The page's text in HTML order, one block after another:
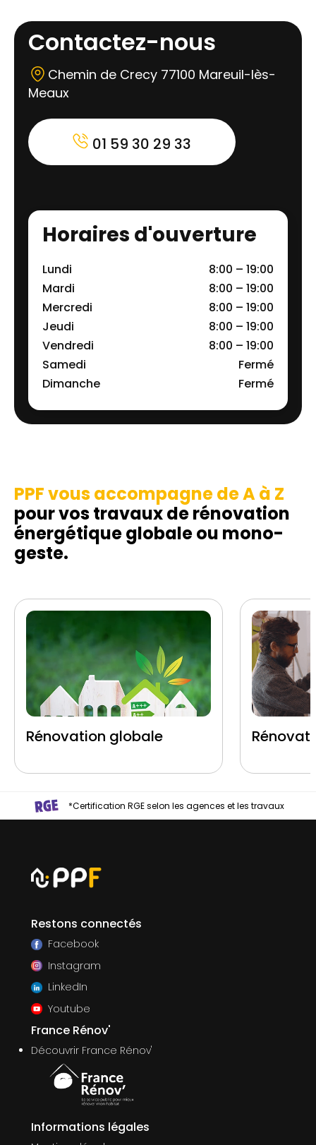
Contactez-nous
Chemin de Crecy 77100 Mareuil-lès-
Meaux
01 59 30 29 33
Horaires d'ouverture
Lundi
8:00 – 19:00
Mardi
8:00 – 19:00
Mercredi
8:00 – 19:00
Jeudi
8:00 – 19:00
Vendredi
8:00 – 19:00
Samedi
Fermé
Dimanche
Fermé
PPF vous accompagne de A à Z
pour vos travaux de rénovation
énergétique globale ou mono-
geste.
Rénovation globale
*Certification RGE selon les agences et les travaux
Restons connectés
Facebook
Instagram
LinkedIn
Youtube
France Rénov'
Découvrir France Rénov'
Informations légales